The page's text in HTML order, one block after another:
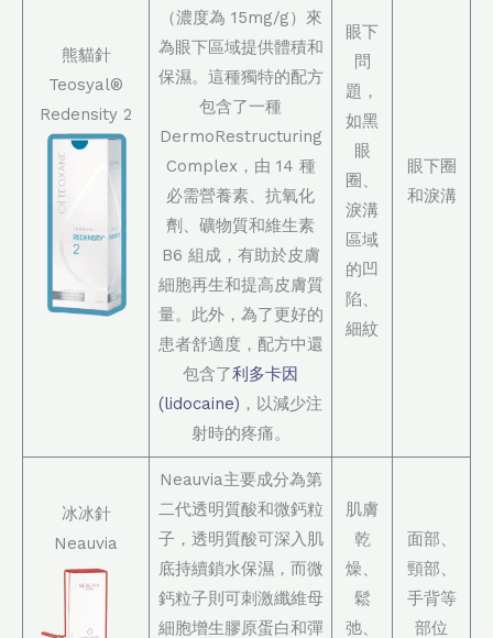
熊貓針
Teosyal®
Redensity 2
（濃度為 15mg/g）來
為眼下區域提供體積和
保濕。這種獨特的配方
包含了一種
DermoRestructuring
Complex，由 14 種
必需營養素、抗氧化
劑、礦物質和維生素
B6 組成，有助於皮膚
細胞再生和提高皮膚質
量。此外，為了更好的
患者舒適度，配方中還
包含了利多卡因
(lidocaine) ，以減少注
射時的疼痛。
眼下
問
題，
如黑
眼
圈、
淚溝
區域
的凹
陷、
細紋
眼下圈
和淚溝
冰冰針
Neauvia
Neauvia主要成分為第
二代透明質酸和微鈣粒
子，透明質酸可深入肌
底持續鎖水保濕，而微
鈣粒子則可刺激纖維母
細胞增生膠原蛋白和彈
肌膚
乾
燥、
鬆
弛、
面部、
頸部、
手背等
部位